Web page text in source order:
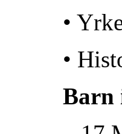
•
•
Barn